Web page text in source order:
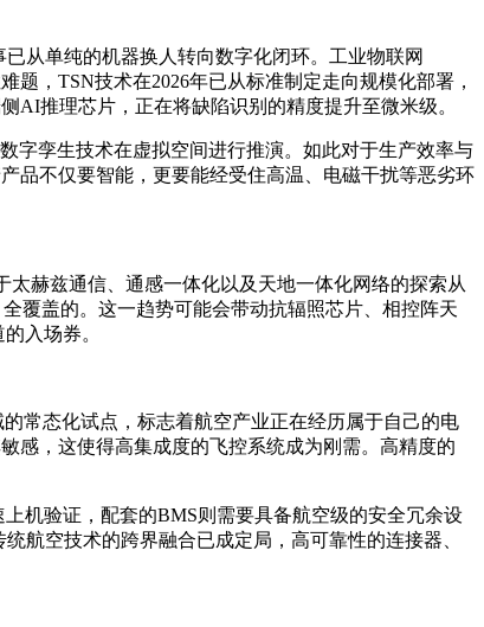
从单纯的机器换人转向数字化闭环。工业物联网
，TSN技术在2026年已从标准制定走向规模化部署，
AI推理芯片，正在将缺陷识别的精度提升至微米级。
字孪生技术在虚拟空间进行推演。如此对于生产效率与
品不仅要智能，更要能经受住高温、电磁干扰等恶劣环
赫兹通信、通感一体化以及天地一体化网络的探索从
覆盖的。这一趋势可能会带动抗辐照芯片、相控阵天
入场券。
常态化试点，标志着航空产业正在经历属于自己的电
感，这使得高集成度的飞控系统成为刚需。高精度的
机验证，配套的BMS则需要具备航空级的安全冗余设
航空技术的跨界融合已成定局，高可靠性的连接器、